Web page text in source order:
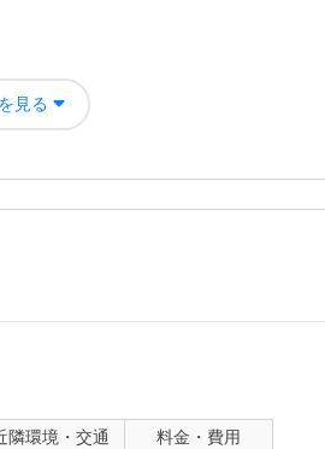
あって、静かで落ち着いていて良かった
見る
隣環境・交通 料金・費用